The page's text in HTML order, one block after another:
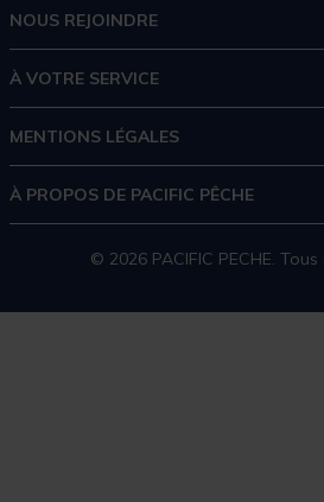
NOUS REJOINDRE
À VOTRE SERVICE
MENTIONS LÉGALES
À PROPOS DE PACIFIC PÊCHE
© 2026 PACIFIC PECHE.